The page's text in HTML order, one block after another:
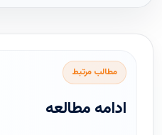
مطالب مرتبط
ادامه مطالعه